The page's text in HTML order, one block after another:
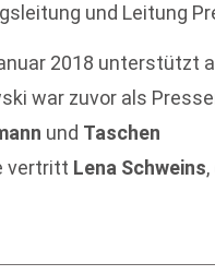
und Leitung
2018 unterstützt
war zuvor als
und Taschen
vertritt Lena Schweins